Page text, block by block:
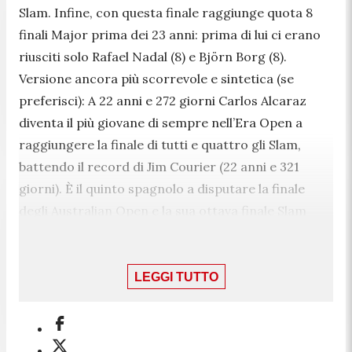
Slam. Infine, con questa finale raggiunge quota 8
finali Major prima dei 23 anni: prima di lui ci erano
riusciti solo Rafael Nadal (8) e Björn Borg (8).
Versione ancora più scorrevole e sintetica (se
preferisci): A 22 anni e 272 giorni Carlos Alcaraz
diventa il più giovane di sempre nell’Era Open a
raggiungere la finale di tutti e quattro gli Slam,
battendo il record di Jim Courier (22 anni e 321
giorni). È il quinto spagnolo a disputare la finale
degli Australian Open e la sua ottava finale Slam
giocatore di sempre ad aver raggiunto la finale in
eguaglia il primato di Nadal e Borg.1,3sVeloce
LEGGI TUTTO